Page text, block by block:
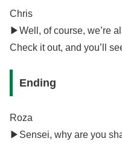
Chris
▶︎Well, of course, we’re
Check it out, and you’ll
Ending
Roza
▶︎Sensei, why are you